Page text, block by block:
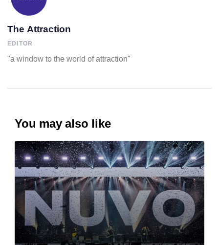
The Attraction
EDITOR
"a window to the world of attraction"
You may also like